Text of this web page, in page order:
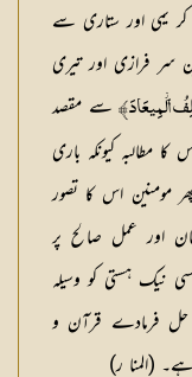
کر یمی اور ستاری سے
سر فرازی اور تیری
سے مقصد
مطالبہ کیونکہ باری
مومنین اس کا تصور
اور عمل صالح پر
نیک ہستی کو وسیلہ
حل فرمادے قرآن و
(المنا ر)